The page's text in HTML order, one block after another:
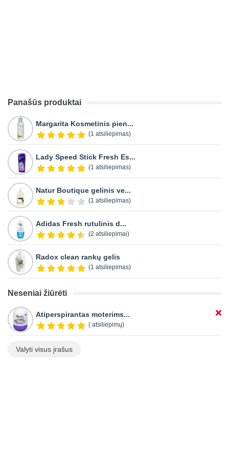
Panašūs produktai
Margarita Kosmetinis pien...
(1 atsiliepimas)
Lady Speed Stick Fresh Es...
(1 atsiliepimas)
Natur Boutique gelinis ve...
(1 atsiliepimas)
Adidas Fresh rutulinis d...
(2 atsiliepimai)
Radox clean rankų gelis
(1 atsiliepimas)
Neseniai žiūrėti
Atiperspirantas moterims...
( atsiliepimų)
Valyti visus įrašus